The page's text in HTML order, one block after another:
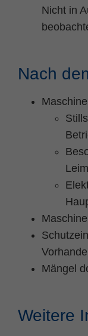
Nicht in
Nach
Mängel
Weitere